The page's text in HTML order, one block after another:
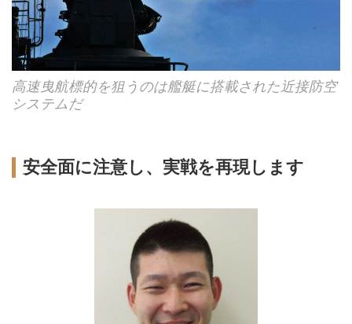
高速曳航標的を狙うのは艦艇に搭載された近接防空
システムだ
安全面に注意し、実戦を再現します